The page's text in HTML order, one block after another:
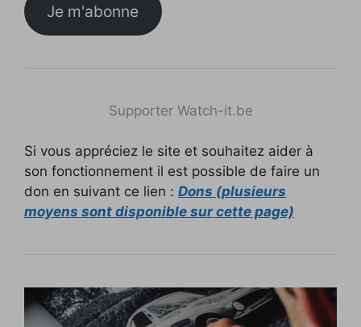
Je m'abonne
Supporter Watch-it.be
Si vous appréciez le site et souhaitez aider à
son fonctionnement il est possible de faire un
don en suivant ce lien : Dons (plusieurs
moyens sont disponible sur cette page)